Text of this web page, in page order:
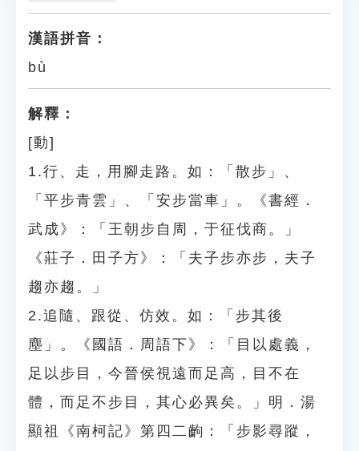
漢語拼音：
bù
解釋：
[動]
1.行、走，用腳走路。如：「散步」、
「平步青雲」、「安步當車」。《書經．
武成》：「王朝步自周，于征伐商。」
《莊子．田子方》：「夫子步亦步，夫子
趨亦趨。」
2.追隨、跟從、仿效。如：「步其後
塵」。《國語．周語下》：「目以處義，
足以步目，今晉侯視遠而足高，目不在
體，而足不步目，其心必異矣。」明．湯
顯祖《南柯記》第四二齣：「步影尋蹤，